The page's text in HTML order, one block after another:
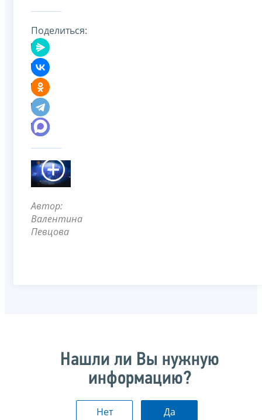
Поделиться:
Автор:
Валентина
Певцова
Нашли ли Вы нужную
информацию?
Нет Да